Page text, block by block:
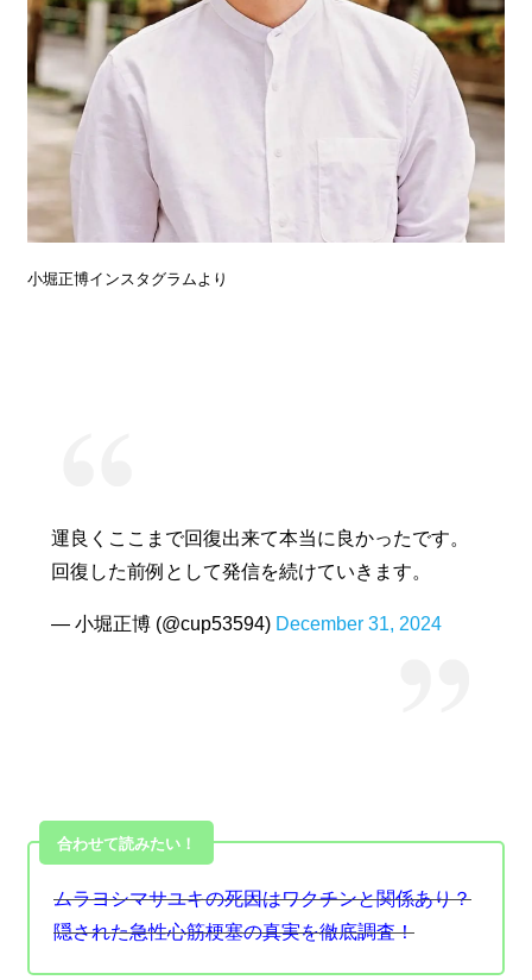
小堀正博インスタグラムより
運良くここまで回復出来て本当に良かったです。
回復した前例として発信を続けていきます。
— 小堀正博 (@cup53594) December 31, 2024
合わせて読みたい！
ムラヨシマサユキの死因はワクチンと関係あり？
隠された急性心筋梗塞の真実を徹底調査！